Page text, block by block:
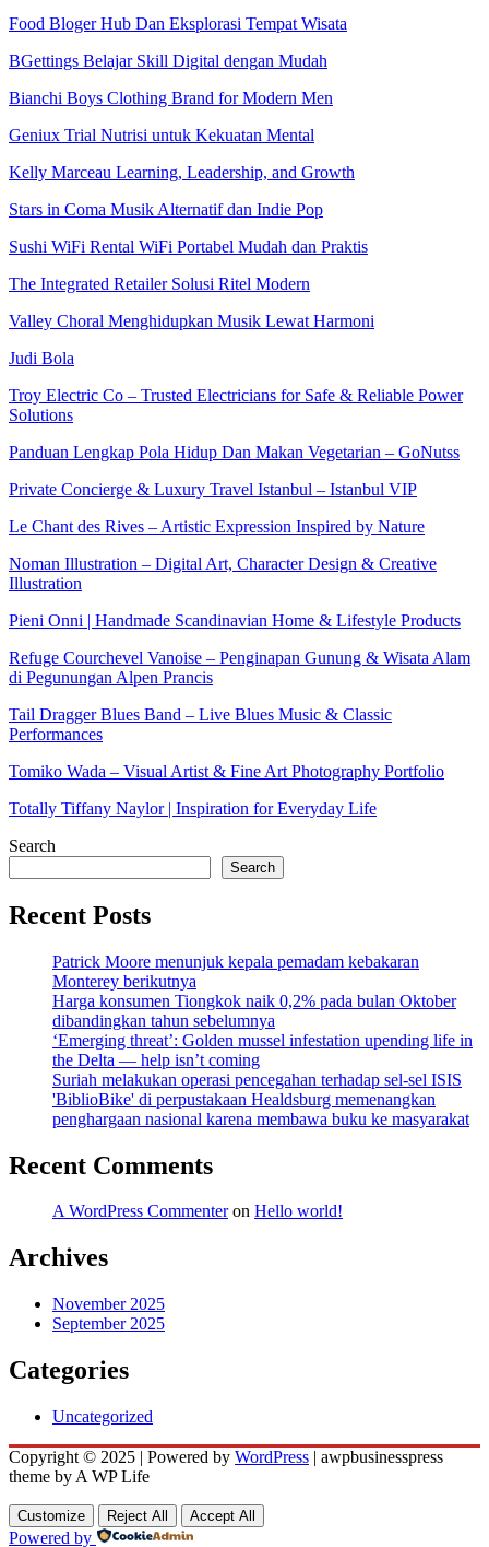
Food Bloger Hub Dan Eksplorasi Tempat Wisata
BGettings Belajar Skill Digital dengan Mudah
Bianchi Boys Clothing Brand for Modern Men
Geniux Trial Nutrisi untuk Kekuatan Mental
Kelly Marceau Learning, Leadership, and Growth
Stars in Coma Musik Alternatif dan Indie Pop
Sushi WiFi Rental WiFi Portabel Mudah dan Praktis
The Integrated Retailer Solusi Ritel Modern
Valley Choral Menghidupkan Musik Lewat Harmoni
Judi Bola
Troy Electric Co – Trusted Electricians for Safe & Reliable Power
Solutions
Panduan Lengkap Pola Hidup Dan Makan Vegetarian – GoNutss
Private Concierge & Luxury Travel Istanbul – Istanbul VIP
Le Chant des Rives – Artistic Expression Inspired by Nature
Noman Illustration – Digital Art, Character Design & Creative
Illustration
Pieni Onni | Handmade Scandinavian Home & Lifestyle Products
Refuge Courchevel Vanoise – Penginapan Gunung & Wisata Alam
di Pegunungan Alpen Prancis
Tail Dragger Blues Band – Live Blues Music & Classic
Performances
Tomiko Wada – Visual Artist & Fine Art Photography Portfolio
Totally Tiffany Naylor | Inspiration for Everyday Life
Search
Search
Recent Posts
Patrick Moore menunjuk kepala pemadam kebakaran
Monterey berikutnya
Harga konsumen Tiongkok naik 0,2% pada bulan Oktober
dibandingkan tahun sebelumnya
‘Emerging threat’: Golden mussel infestation upending life in
the Delta — help isn’t coming
Suriah melakukan operasi pencegahan terhadap sel-sel ISIS
'BiblioBike' di perpustakaan Healdsburg memenangkan
penghargaan nasional karena membawa buku ke masyarakat
Recent Comments
A WordPress Commenteron Hello world!
Archives
November 2025
September 2025
Categories
Uncategorized
Copyright © 2025 | Powered by WordPress | awpbusinesspress
theme by A WP Life
Customize Reject All Accept All
Powered by